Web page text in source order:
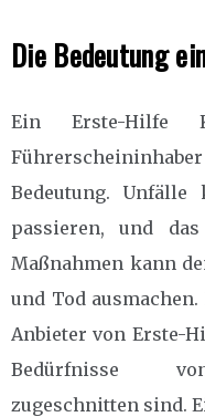
Die Bedeutung
Ein Erste-Hilfe
Bedeutung.
passieren, und
Maßnahmen kann
und Tod
Anbieter von Erste-
Bedürfnisse
zugeschnitten sind.